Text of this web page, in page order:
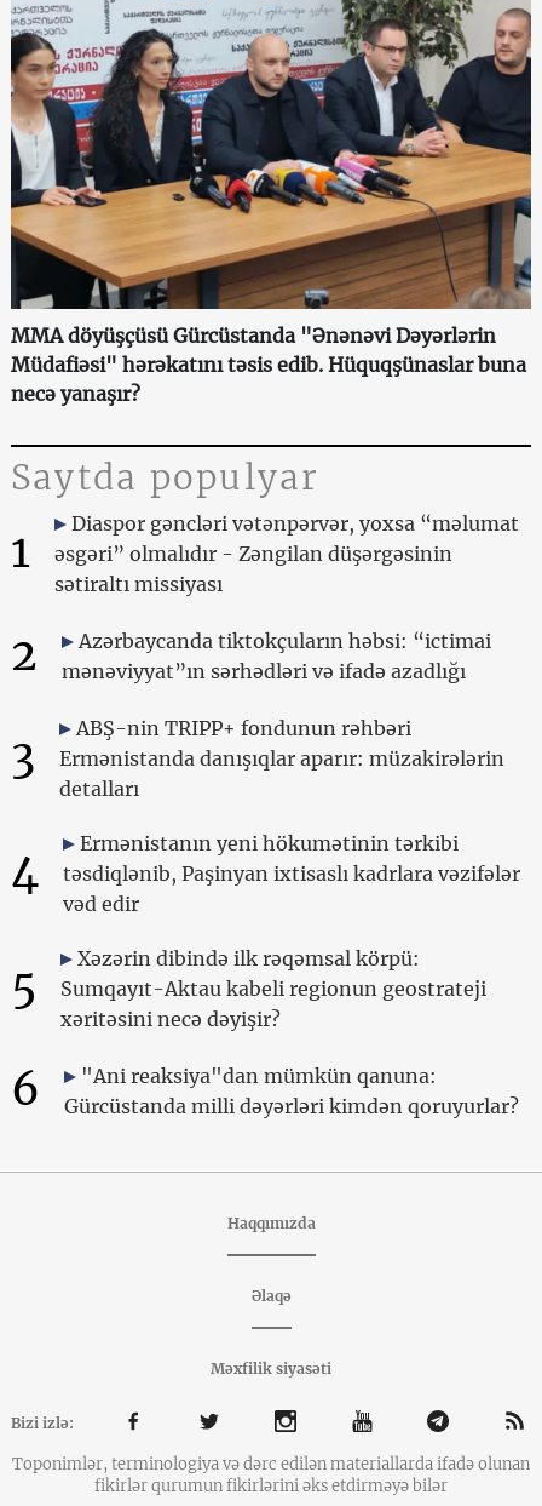
MMA döyüşçüsü Gürcüstanda "Ənənəvi Dəyərlərin
Müdafiəsi" hərəkatını təsis edib. Hüquqşünaslar buna
necə yanaşır?
Saytda populyar
1
Diaspor gəncləri vətənpərvər, yoxsa “məlumat
əsgəri” olmalıdır - Zəngilan düşərgəsinin
sətiraltı missiyası
2
Azərbaycanda tiktokçuların həbsi: “ictimai
mənəviyyat”ın sərhədləri və ifadə azadlığı
3
ABŞ-nin TRIPP+ fondunun rəhbəri
Ermənistanda danışıqlar aparır: müzakirələrin
detalları
4
Ermənistanın yeni hökumətinin tərkibi
təsdiqlənib, Paşinyan ixtisaslı kadrlara vəzifələr
vəd edir
5
Xəzərin dibində ilk rəqəmsal körpü:
Sumqayıt-Aktau kabeli regionun geostrateji
xəritəsini necə dəyişir?
6
"Ani reaksiya"dan mümkün qanuna:
Gürcüstanda milli dəyərləri kimdən qoruyurlar?
Haqqımızda
Əlaqə
Məxfilik siyasəti
Bizi izlə:
Toponimlər, terminologiya və dərc edilən materiallarda ifadə olunan
fikirlər qurumun fikirlərini əks etdirməyə bilər